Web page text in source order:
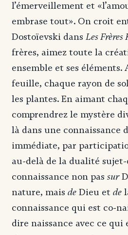
l’émerveillement et
embrase tout». On croit
Dostoïevski dans Les
frères, aimez toute la
ensemble et ses éléments.
feuille, chaque rayon de
les plantes. En aimant
comprendrez le mystère
là dans une connaissance
immédiate, par
au-delà de la dualité
connaissance non pas sur
nature, mais de Dieu et de
connaissance qui est co-
dire naissance avec ce